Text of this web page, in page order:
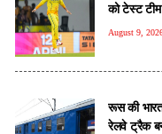
को टेस्ट टीम
August 9,
रूस की
रेलवे ट्रैक